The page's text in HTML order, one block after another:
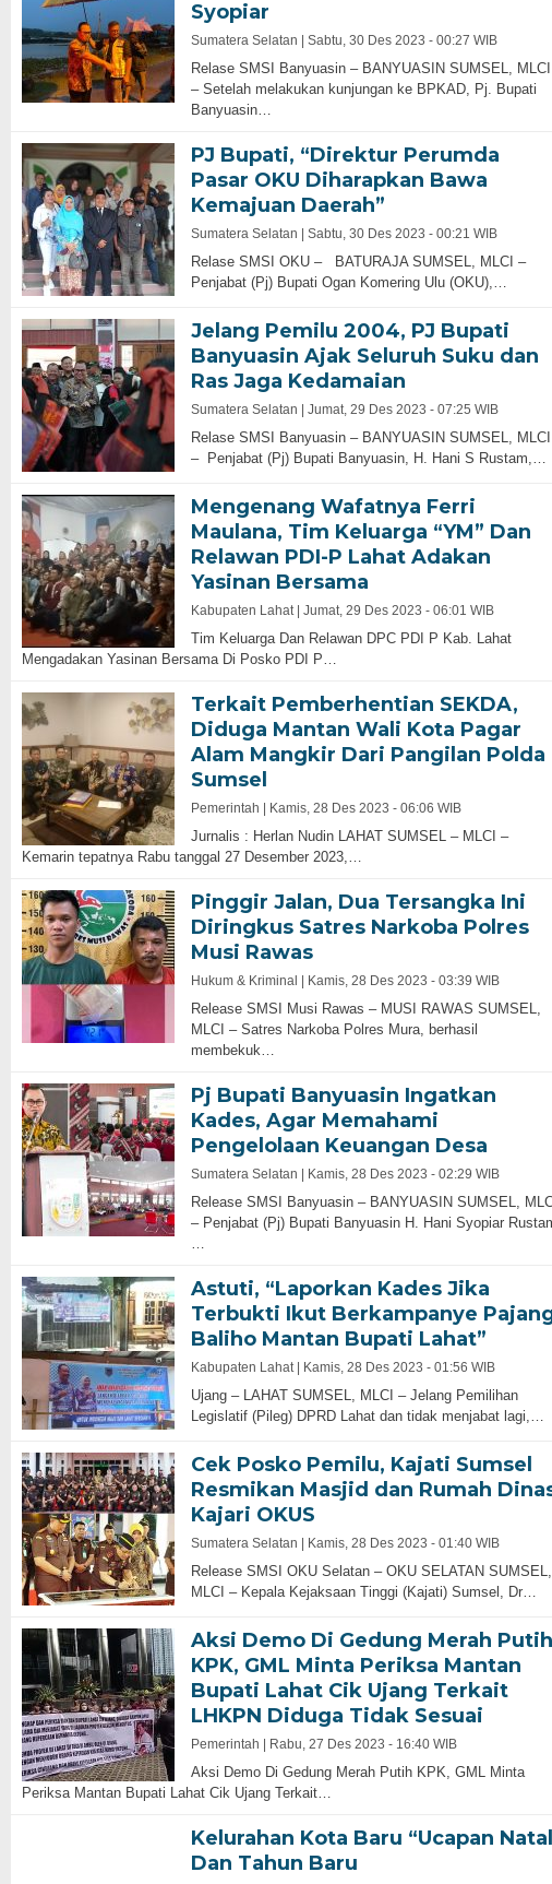
Syopiar
Sumatera Selatan | Sabtu, 30 Des 2023 - 00:27 WIB
Relase SMSI Banyuasin – BANYUASIN SUMSEL, MLCI
– Setelah melakukan kunjungan ke BPKAD, Pj. Bupati
Banyuasin…
PJ Bupati, “Direktur Perumda
Pasar OKU Diharapkan Bawa
Kemajuan Daerah”
Sumatera Selatan | Sabtu, 30 Des 2023 - 00:21 WIB
Relase SMSI OKU – BATURAJA SUMSEL, MLCI –
Penjabat (Pj) Bupati Ogan Komering Ulu (OKU),…
Jelang Pemilu 2004, PJ Bupati
Banyuasin Ajak Seluruh Suku dan
Ras Jaga Kedamaian
Sumatera Selatan | Jumat, 29 Des 2023 - 07:25 WIB
Relase SMSI Banyuasin – BANYUASIN SUMSEL, MLCI
– Penjabat (Pj) Bupati Banyuasin, H. Hani S Rustam,…
Mengenang Wafatnya Ferri
Maulana, Tim Keluarga “YM” Dan
Relawan PDI-P Lahat Adakan
Yasinan Bersama
Kabupaten Lahat | Jumat, 29 Des 2023 - 06:01 WIB
Tim Keluarga Dan Relawan DPC PDI P Kab. Lahat
Mengadakan Yasinan Bersama Di Posko PDI P…
Terkait Pemberhentian SEKDA,
Diduga Mantan Wali Kota Pagar
Alam Mangkir Dari Pangilan Polda
Sumsel
Pemerintah | Kamis, 28 Des 2023 - 06:06 WIB
Jurnalis : Herlan Nudin LAHAT SUMSEL – MLCI –
Kemarin tepatnya Rabu tanggal 27 Desember 2023,…
Pinggir Jalan, Dua Tersangka Ini
Diringkus Satres Narkoba Polres
Musi Rawas
Hukum & Kriminal | Kamis, 28 Des 2023 - 03:39 WIB
Release SMSI Musi Rawas – MUSI RAWAS SUMSEL,
MLCI – Satres Narkoba Polres Mura, berhasil
membekuk…
Pj Bupati Banyuasin Ingatkan
Kades, Agar Memahami
Pengelolaan Keuangan Desa
Sumatera Selatan | Kamis, 28 Des 2023 - 02:29 WIB
Release SMSI Banyuasin – BANYUASIN SUMSEL,
– Penjabat (Pj) Bupati Banyuasin H. Hani Syopiar
Astuti, “Laporkan Kades Jika
Terbukti Ikut Berkampanye
Baliho Mantan Bupati Lahat”
Kabupaten Lahat | Kamis, 28 Des 2023 - 01:56 WIB
Ujang – LAHAT SUMSEL, MLCI – Jelang Pemilihan
Legislatif (Pileg) DPRD Lahat dan tidak menjabat lagi,…
Cek Posko Pemilu, Kajati Sumsel
Resmikan Masjid dan Rumah
Kajari OKUS
Sumatera Selatan | Kamis, 28 Des 2023 - 01:40 WIB
Release SMSI OKU Selatan – OKU SELATAN SUMSEL,
MLCI – Kepala Kejaksaan Tinggi (Kajati) Sumsel, Dr…
Aksi Demo Di Gedung Merah Putih
KPK, GML Minta Periksa Mantan
Bupati Lahat Cik Ujang Terkait
LHKPN Diduga Tidak Sesuai
Pemerintah | Rabu, 27 Des 2023 - 16:40 WIB
Aksi Demo Di Gedung Merah Putih KPK, GML Minta
Periksa Mantan Bupati Lahat Cik Ujang Terkait…
Kelurahan Kota Baru “Ucapan Natal
Dan Tahun Baru